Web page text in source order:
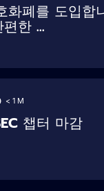
화폐를 도입합
한 ...
< 1 M
챕터 마감